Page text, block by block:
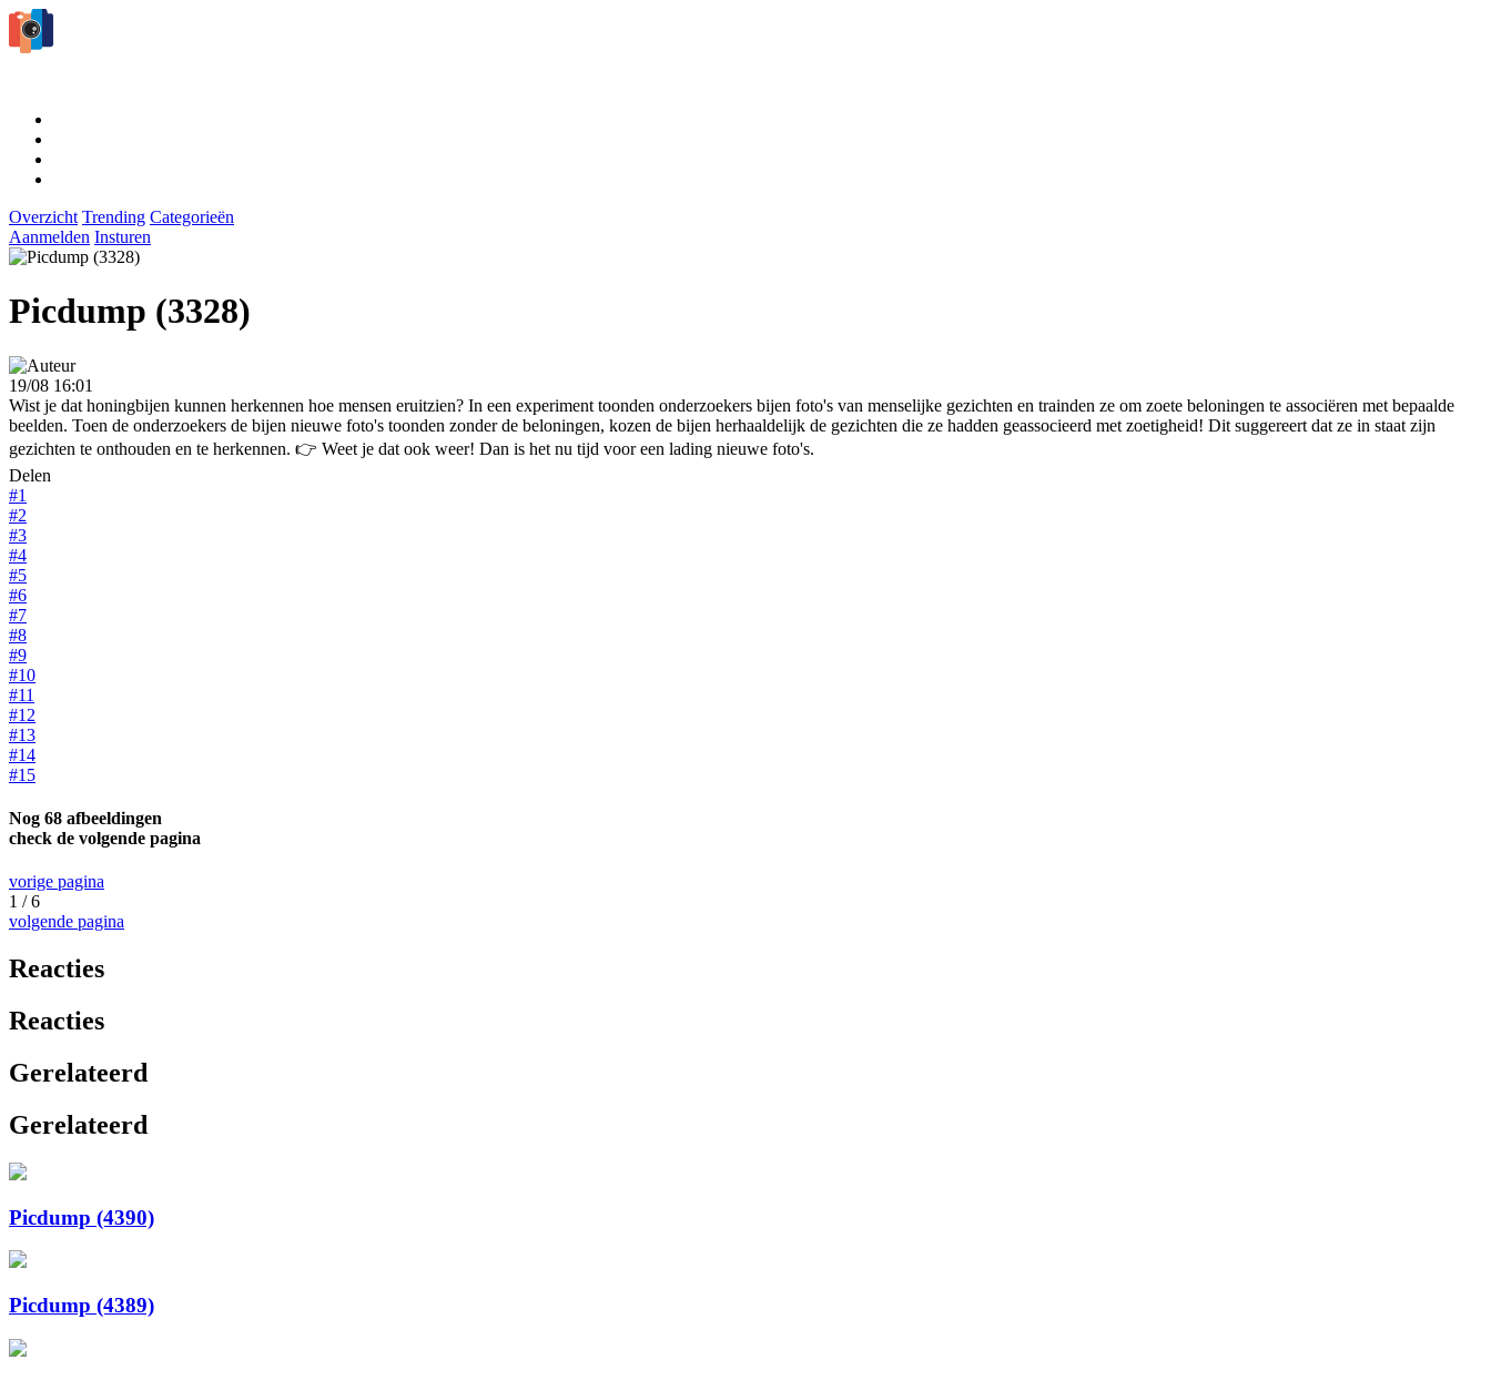
Overzicht Trending Categorieën
Aanmelden Insturen
Picdump (3328)
19/08 16:01
Wist je dat honingbijen kunnen herkennen hoe mensen eruitzien? In een experiment toonden onderzoekers bijen foto's van menselijke gezichten en trainden ze om zoete beloningen te associëren met bepaalde
beelden. Toen de onderzoekers de bijen nieuwe foto's toonden zonder de beloningen, kozen de bijen herhaaldelijk de gezichten die ze hadden geassocieerd met zoetigheid! Dit suggereert dat ze in staat zijn
gezichten te onthouden en te herkennen. 👉 Weet je dat ook weer! Dan is het nu tijd voor een lading nieuwe foto's.
Delen
#1
#2
#3
#4
#5
#6
#7
#8
#9
#10
#11
#12
#13
#14
#15
Nog 68 afbeeldingen
check de volgende pagina
vorige pagina
1 / 6
volgende pagina
Reacties
Reacties
Gerelateerd
Gerelateerd
Picdump (4390)
Picdump (4389)